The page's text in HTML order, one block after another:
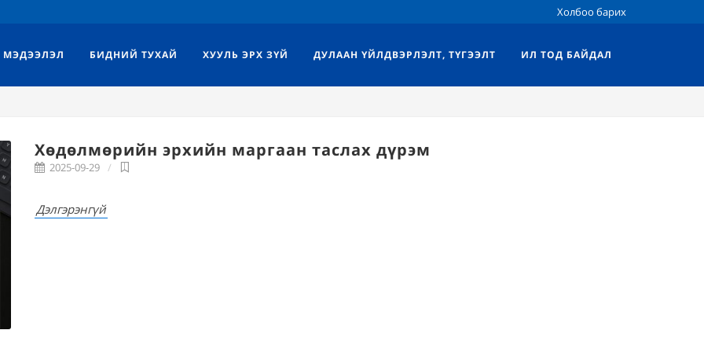
Холбоо барих
МЭДЭЭЛЭЛ БИДНИЙ ТУХАЙ ХУУЛЬ ЭРХ ЗҮЙ ДУЛААН ҮЙЛДВЭРЛЭЛТ, ТҮГЭЭЛТ ИЛ ТОД БАЙДАЛ
Хөдөлмөрийн эрхийн маргаан таслах дүрэм
2025-09-29
Дэлгэрэнгүй